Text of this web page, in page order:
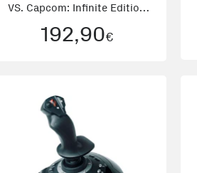
VS. Capcom: Infinite Edition
máquina recreativa
192,90€